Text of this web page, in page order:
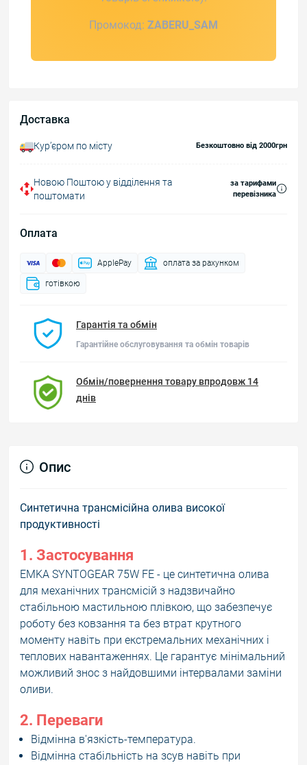
Промокод: ZABERU_SAM
Доставка
Курʼєром по місту Безкоштовно від 2000грн
Новою Поштою у відділення та
поштомати
за тарифами
перевізника
Оплата
ApplePay оплата за рахунком
готівкою
Гарантія та обмін
Гарантійне обслуговування та обмін товарів
Обмін/повернення товару впродовж 14
днів
Опис
Синтетична трансмісійна олива високої
продуктивності
1. Застосування
EMKA SYNTOGEAR 75W FE - це синтетична олива
для механічних трансмісій з надзвичайно
стабільною мастильною плівкою, що забезпечує
роботу без ковзання та без втрат крутного
моменту навіть при екстремальних механічних і
теплових навантаженнях. Це гарантує мінімальний
можливий знос з найдовшими інтервалами заміни
оливи.
2. Переваги
Відмінна в'язкість-температура.
Відмінна стабільність на зсув навіть при